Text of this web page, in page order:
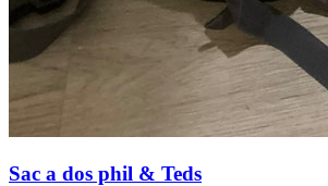
Sac a dos phil & Teds